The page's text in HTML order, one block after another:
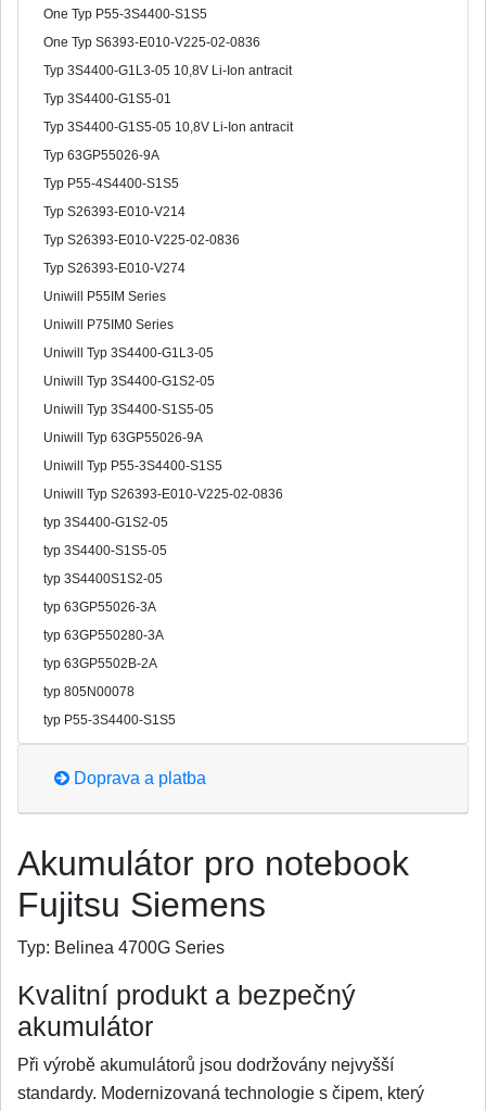
One Typ P55-3S4400-S1S5
One Typ S6393-E010-V225-02-0836
Typ 3S4400-G1L3-05 10,8V Li-Ion antracit
Typ 3S4400-G1S5-01
Typ 3S4400-G1S5-05 10,8V Li-Ion antracit
Typ 63GP55026-9A
Typ P55-4S4400-S1S5
Typ S26393-E010-V214
Typ S26393-E010-V225-02-0836
Typ S26393-E010-V274
Uniwill P55IM Series
Uniwill P75IM0 Series
Uniwill Typ 3S4400-G1L3-05
Uniwill Typ 3S4400-G1S2-05
Uniwill Typ 3S4400-S1S5-05
Uniwill Typ 63GP55026-9A
Uniwill Typ P55-3S4400-S1S5
Uniwill Typ S26393-E010-V225-02-0836
typ 3S4400-G1S2-05
typ 3S4400-S1S5-05
typ 3S4400S1S2-05
typ 63GP55026-3A
typ 63GP550280-3A
typ 63GP5502B-2A
typ 805N00078
typ P55-3S4400-S1S5
Doprava a platba
Akumulátor pro notebook
Fujitsu Siemens
Typ: Belinea 4700G Series
Kvalitní produkt a bezpečný
akumulátor
Při výrobě akumulátorů jsou dodržovány nejvyšší
standardy. Modernizovaná technologie s čipem, který